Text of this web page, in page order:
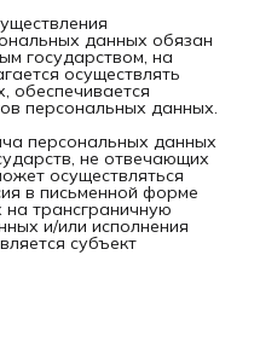
данных обязан
государством, на
осуществлять
обеспечивается
персональных данных.
персональных данных
не отвечающих
осуществляться
в письменной форме
трансграничную
и/или исполнения
субъект